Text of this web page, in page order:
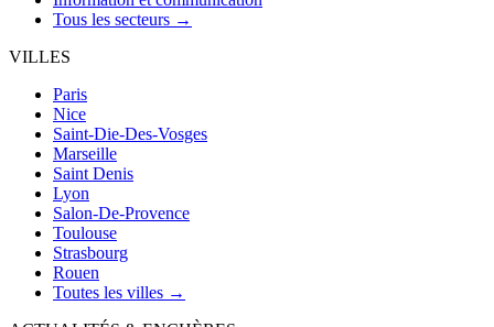
Tous les secteurs →
VILLES
Paris
Nice
Saint-Die-Des-Vosges
Marseille
Saint Denis
Lyon
Salon-De-Provence
Toulouse
Strasbourg
Rouen
Toutes les villes →